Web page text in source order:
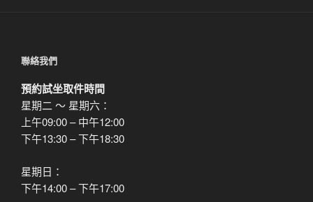
聯絡我們
預約試坐取件時間
星期二 ～ 星期六：
上午09:00 – 中午12:00
下午13:30 – 下午18:30
星期日：
下午14:00 – 下午17:00